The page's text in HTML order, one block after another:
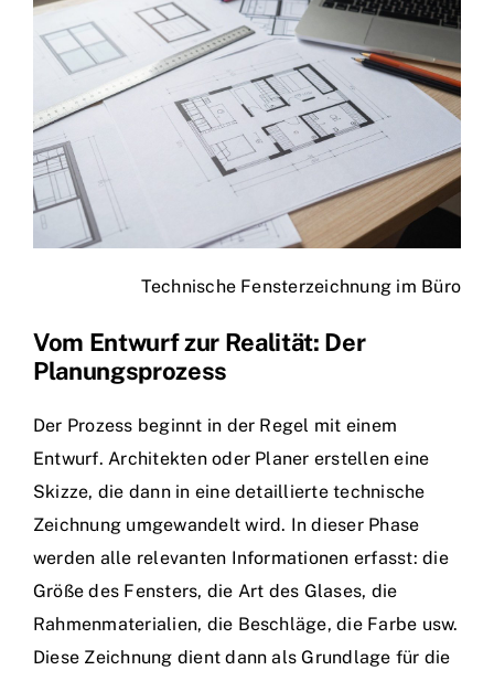
Technische Fensterzeichnung im Büro
Vom Entwurf zur Realität: Der
Planungsprozess
Der Prozess beginnt in der Regel mit einem
Entwurf. Architekten oder Planer erstellen eine
Skizze, die dann in eine detaillierte technische
Zeichnung umgewandelt wird. In dieser Phase
werden alle relevanten Informationen erfasst: die
Größe des Fensters, die Art des Glases, die
Rahmenmaterialien, die Beschläge, die Farbe usw.
Diese Zeichnung dient dann als Grundlage für die